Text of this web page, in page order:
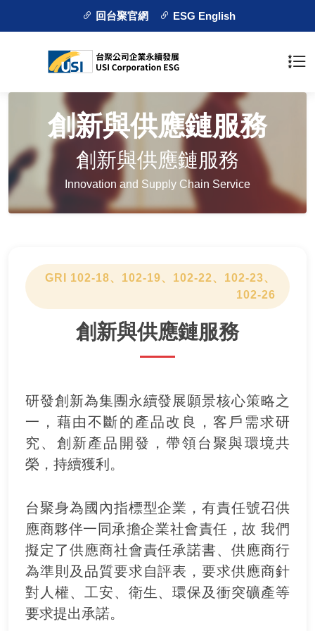
回台聚官網 ESG English
創新與供應鏈服務
創新與供應鏈服務
Innovation and Supply Chain Service
GRI 102-18、102-19、102-22、102-23、
102-26
創新與供應鏈服務
研發創新為集團永續發展願景核心策略之
一，藉由不斷的產品改良，客戶需求研
究、創新產品開發，帶領台聚與環境共
榮，持續獲利。
台聚身為國內指標型企業，有責任號召供
應商夥伴一同承擔企業社會責任，故 我們
擬定了供應商社會責任承諾書、供應商行
為準則及品質要求自評表，要求供應商針
對人權、工安、衛生、環保及衝突礦產等
要求提出承諾。